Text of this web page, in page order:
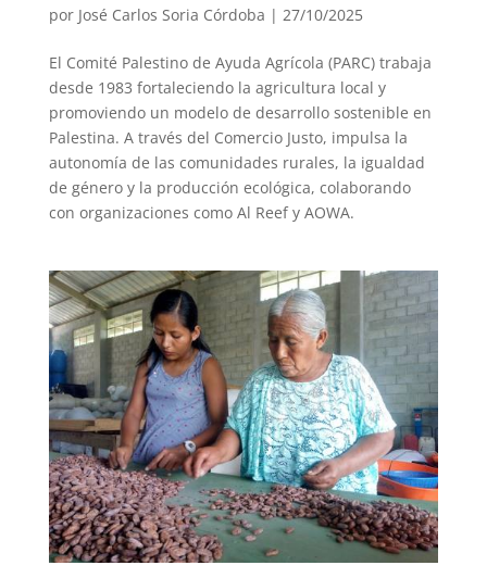
por José Carlos Soria Córdoba | 27/10/2025
El Comité Palestino de Ayuda Agrícola (PARC) trabaja
desde 1983 fortaleciendo la agricultura local y
promoviendo un modelo de desarrollo sostenible en
Palestina. A través del Comercio Justo, impulsa la
autonomía de las comunidades rurales, la igualdad
de género y la producción ecológica, colaborando
con organizaciones como Al Reef y AOWA.